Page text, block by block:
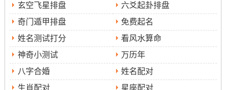
六
蚓
9月
20
日
七
月
廿
九
星
期
六
壬辰
日，
氐土
貉
嫁娶、订
盟、纳
采、会亲
友
开市、
掘井、
造船
（11-13点）
9月 八
星 甲午
金匮
结婚、祭
开仓、
辰时（7-9
玄空飞星排盘
六爻起卦排盘
奇门遁甲排盘
免费起名
姓名测试打分
看风水算命
神奇小测试
万历年
八字合婚
姓名配对
生肖配对
星座配对